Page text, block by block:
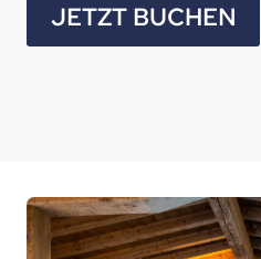
JETZT BUCHEN